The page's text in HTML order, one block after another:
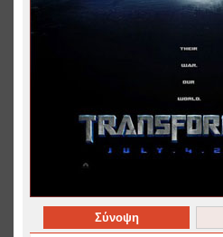
Σύνοψη